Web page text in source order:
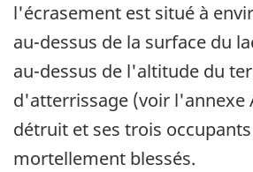
l'écrasement est situé à
au-dessus de la surface du
au-dessus de l'altitude du
d'atterrissage (voir l'annexe
détruit et ses trois
mortellement blessés.